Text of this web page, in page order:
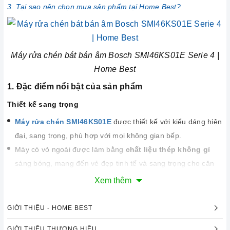
3. Tại sao nên chọn mua sản phẩm tại Home Best?
Máy rửa chén bát bán âm Bosch SMI46KS01E Serie 4 |
Home Best
1. Đặc điểm nổi bật của sản phẩm
Thiết kế sang trọng
Máy rửa chén SMI46KS01E được thiết kế với kiểu dáng hiện
đại, sang trọng, phù hợp với mọi không gian bếp.
Máy có vỏ ngoài được làm bằng chất liệu thép không gỉ
sáng bóng, mang đến vẻ đẹp tinh tế và sang trọng cho căn
lắp đặt âm bán phần. Bảng điều khiển của máy được thiết kế
Xem thêm
GIỚI THIỆU - HOME BEST